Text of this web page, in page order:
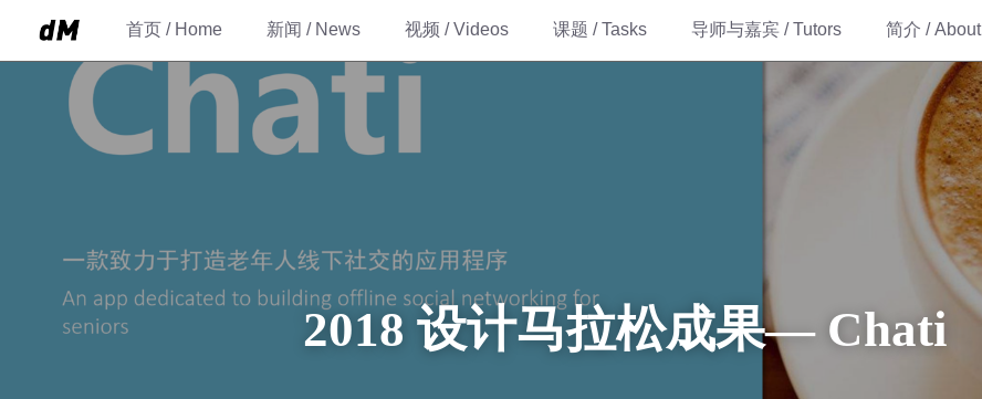
首页 / Home 新闻 / News 视频 / Videos 课题 / Tasks 导师与嘉宾 / Tutors 简介 / About
2018 设计马拉松成果— Chati